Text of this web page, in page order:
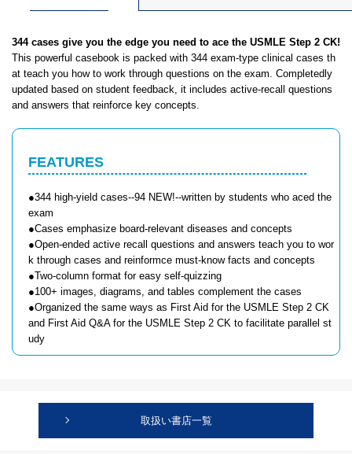
344 cases give you the edge you need to ace the USMLE Step 2 CK!
This powerful casebook is packed with 344 exam-type clinical cases th
at teach you how to work through questions on the exam. Completedly
updated based on student feedback, it includes active-recall questions
and answers that reinforce key concepts.
FEATURES
●344 high-yield cases--94 NEW!--written by students who aced the
exam
●Cases emphasize board-relevant diseases and concepts
●Open-ended active recall questions and answers teach you to wor
k through cases and reinformce must-know facts and concepts
●Two-column format for easy self-quizzing
●100+ images, diagrams, and tables complement the cases
●Organized the same ways as First Aid for the USMLE Step 2 CK
and First Aid Q&A for the USMLE Step 2 CK to facilitate parallel st
udy
取扱い書店一覧